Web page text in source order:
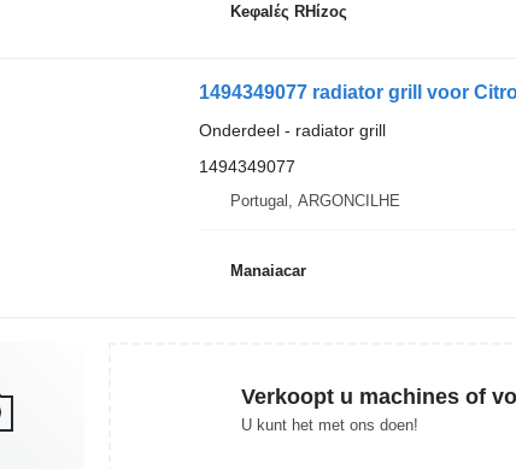
Keφalές RHίzoς
1494349077 radiator grill voor
Onderdeel - radiator grill
1494349077
Portugal, ARGONCILHE
Manaiacar
Verkoopt u machines of
U kunt het met ons doen!